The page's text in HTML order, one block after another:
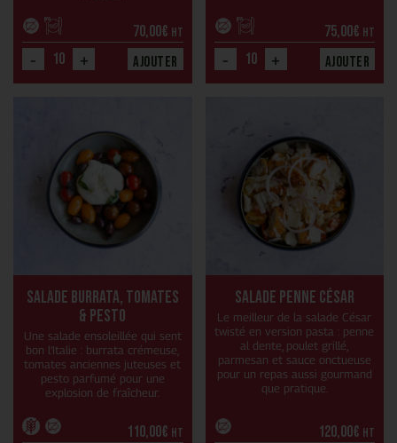
70,00€ HT
- + Ajouter
75,00€ HT
- + Ajouter
Salade Burrata, tomates
& pesto
Une salade ensoleillée qui sent
bon l’Italie : burrata crémeuse,
tomates anciennes juteuses et
pesto parfumé pour une
explosion de fraîcheur.
110,00€ HT
Salade Penne César
Le meilleur de la salade César
twisté en version pasta : penne
al dente, poulet grillé,
parmesan et sauce onctueuse
pour un repas aussi gourmand
que pratique.
120,00€ HT